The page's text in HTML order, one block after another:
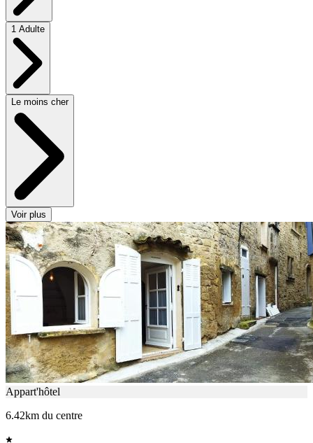
1 Adulte
Le moins cher
Voir plus
Appart'hôtel
6.42km du centre